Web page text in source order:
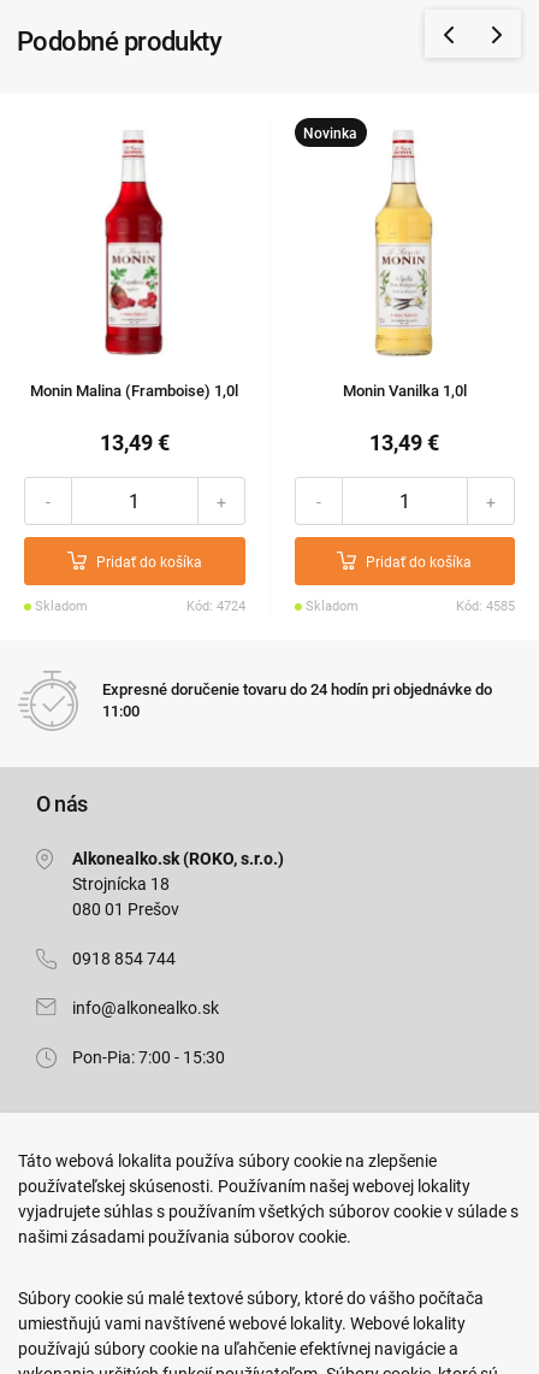
Podobné produkty
Monin Malina (Framboise) 1,0l
13,49 €
- +
Pridať do košíka
Skladom Kód: 4724
Novinka
Monin Vanilka 1,0l
13,49 €
- +
Pridať do košíka
Skladom Kód: 4585
Expresné doručenie tovaru do 24 hodín pri objednávke do
11:00
O nás
Alkonealko.sk (ROKO, s.r.o.)
Strojnícka 18
080 01 Prešov
0918 854 744
info@alkonealko.sk
Pon-Pia: 7:00 - 15:30
Arm. gen. Svobodu 23/A
080 01 Prešov
0917 466 578
sekcovpredajna@doroka.sk
Pon-Ned: 9:00 - 20:00
Táto webová lokalita používa súbory cookie na zlepšenie
používateľskej skúsenosti. Používaním našej webovej lokality
vyjadrujete súhlas s používaním všetkých súborov cookie v súlade s
našimi zásadami používania súborov cookie.
Súbory cookie sú malé textové súbory, ktoré do vášho počítača
umiestňujú vami navštívené webové lokality. Webové lokality
používajú súbory cookie na uľahčenie efektívnej navigácie a